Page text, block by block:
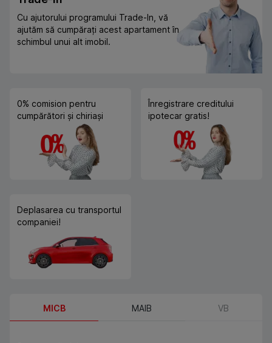
Cu ajutorului programului Trade-In, vă
ajutăm să cumpărați acest apartament în
schimbul unui alt imobil.
0% comision pentru
cumpărători și chiriași
Înregistrare creditului
ipotecar gratis!
Deplasarea cu transportul
companiei!
MICB MAIB VB